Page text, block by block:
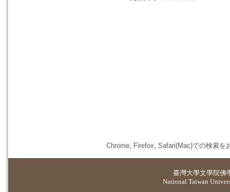
Chrome, Firefox, Safari(Mac)での検索を
臺灣大學文學院佛
National Taiwan